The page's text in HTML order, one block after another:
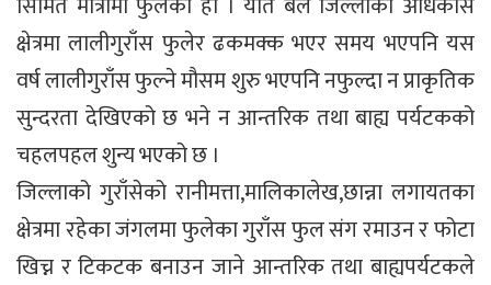
क्षेत्रमा लालीगुराँस फुलेर ढकमक्क भएर समय भएपनि यस
वर्ष लालीगुराँस फुल्ने मौसम शुरु भएपनि नफुल्दा न प्राकृतिक
सुन्दरता देखिएको छ भने न आन्तरिक तथा बाह्य पर्यटकको
चहलपहल शुन्य भएको छ ।
जिल्लाको गुराँसेको रानीमत्ता,मालिकालेख,छान्ना लगायतका
क्षेत्रमा रहेका जंगलमा फुलेका गुराँस फुल संग रमाउन र फोटा
खिच्न र टिकटक बनाउन जाने आन्तरिक तथा बाह्यपर्यटकले